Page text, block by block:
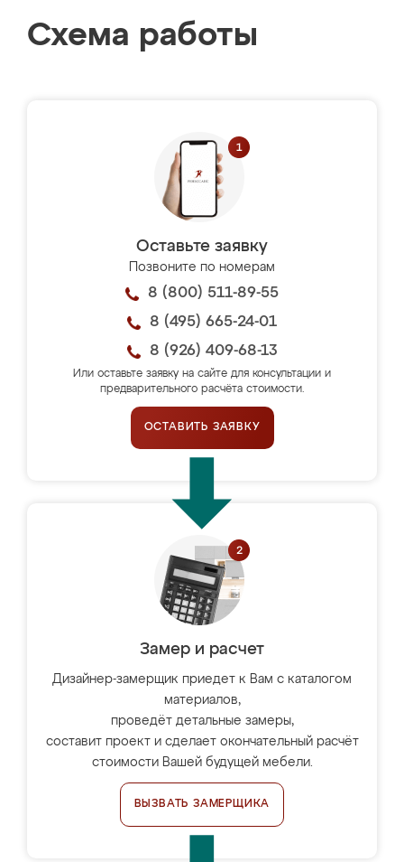
Схема работы
Оставьте заявку
Позвоните по номерам
8 (800) 511-89-55
8 (495) 665-24-01
8 (926) 409-68-13
Или оставьте заявку на сайте для консультации и
предварительного расчёта стоимости.
ОСТАВИТЬ ЗАЯВКУ
Замер и расчет
Дизайнер-замерщик приедет к Вам с каталогом
материалов,
проведёт детальные замеры,
составит проект и сделает окончательный расчёт
стоимости Вашей будущей мебели.
ВЫЗВАТЬ ЗАМЕРЩИКА